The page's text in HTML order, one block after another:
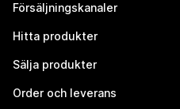
Försäljningskanaler
Hitta produkter
Sälja produkter
Order och leverans